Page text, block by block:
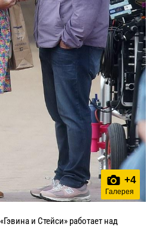
+4
Галерея
и Стейси» работает над